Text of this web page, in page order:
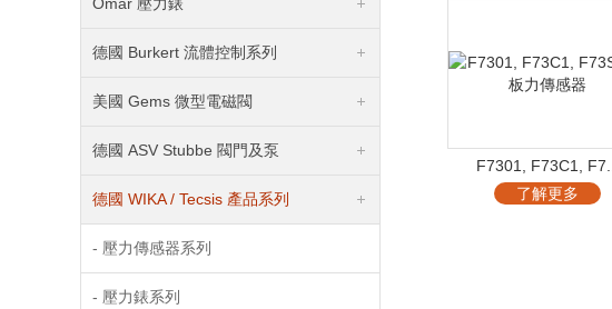
德國 Burkert 流體控制系列
美國 Gems 微型電磁閥
德國 ASV Stubbe 閥門及泵
德國 WIKA / Tecsis 產品系列
- 壓力傳感器系列
- 壓力錶系列
F7301, F73C1, F7...
了解更多